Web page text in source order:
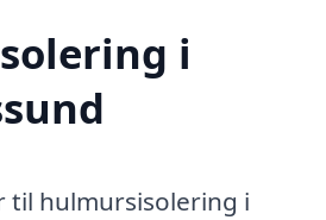
i
til hulmursisolering i